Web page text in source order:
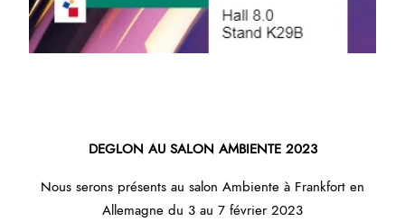
DEGLON AU SALON AMBIENTE 2023
Nous serons présents au salon Ambiente à Frankfort en
Allemagne du 3 au 7 février 2023